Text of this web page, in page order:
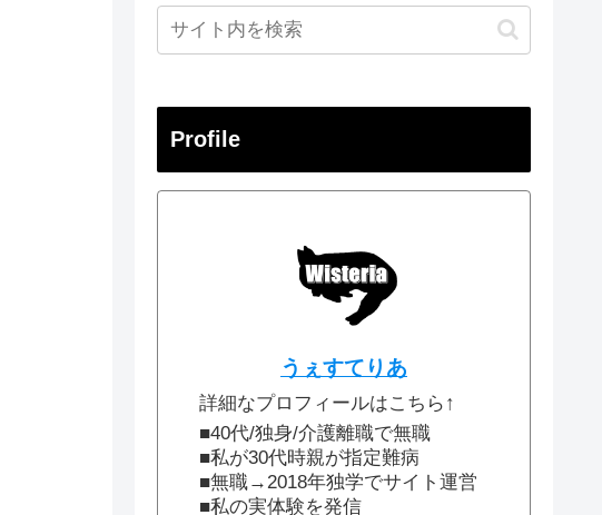
Profile
うぇすてりあ
詳細なプロフィールはこちら↑
■40代/独身/介護離職で無職
■私が30代時親が指定難病
■無職→2018年独学でサイト運営
■私の実体験を発信